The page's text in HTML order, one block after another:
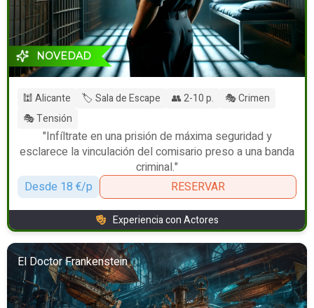
NOVEDAD
🕍 Alicante 🏷️ Sala de Escape 👥 2-10 p.
🎭 Crimen
🎭 Tensión
"Infíltrate en una prisión de máxima seguridad y
esclarece la vinculación del comisario preso a una banda
criminal."
Desde 18 €/p
RESERVAR
Experiencia con Actores
El Doctor Frankenstein